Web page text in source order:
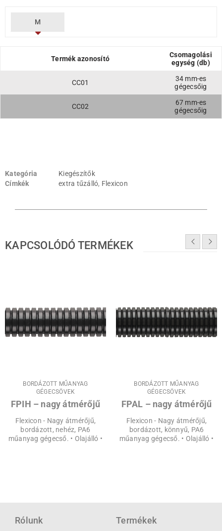
M
Termék azonosító
Csomagolási
egység (db)
CC01
34 mm-es
gégecsőig
CC02
67 mm-es
gégecsőig
Kategória
Kiegészítők
Címkék
extra tűzálló, Flexicon
KAPCSOLÓDÓ TERMÉKEK
BORDÁZOTT MŰANYAG
GÉGECSÖVEK
FPIH – nagy átmérőjű
Flexicon - Nagy átmérőjű,
bordázott, nehéz, PA6
műanyag gégecső. • Olajálló •
BORDÁZOTT MŰANYAG
GÉGECSÖVEK
FPAL – nagy átmérőjű
Flexicon - Nagy átmérőjű,
bordázott, könnyű, PA6
műanyag gégecső. • Olajálló •
Rólunk Termékek